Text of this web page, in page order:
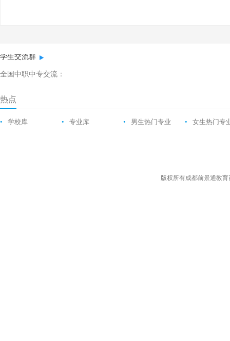
学生交流群
全国中职中专交流：
热点
• 学校库 • 专业库 • 男生热门专业 • 女生热门专
版权所有成都前景通教